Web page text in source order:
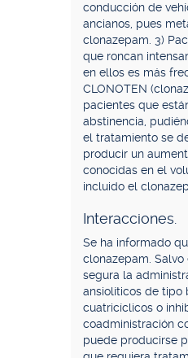
conducción de
ancianos, pues
clonazepam. 3)
que roncan
en ellos es más
CLONOTEN
pacientes que
abstinencia,
el tratamiento se
producir un
conocidas en el
incluido el
Interacciones.
Se ha informado
clonazepam.
segura la
ansiolíticos de tipo
cuatricíclicos o
coadministración
puede producirse